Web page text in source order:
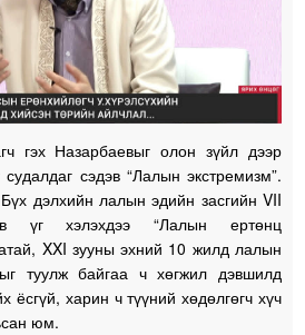
гэх Назарбаевыг олон зүйл дээр
сэдэв “Лалын экстремизм”.
дэлхийн лалын эдийн засгийн VII
үг хэлэхдээ “Лалын ертөнц
XXI зууны эхний 10 жилд лалын
туулж байгаа ч хөгжил дэвшилд
харин ч түүний хөдөлгөгч хүч
юм.